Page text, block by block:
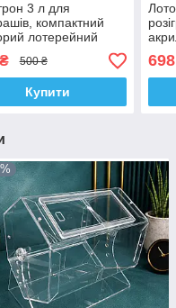
3 л для
компактний
лотерейний
500 ₴
Купити